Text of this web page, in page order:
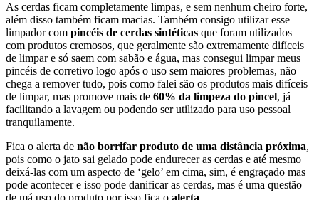
As cerdas ficam completamente limpas, e sem nenhum cheiro forte,
além disso também ficam macias. Também consigo utilizar esse
limpador com pincéis de cerdas sintéticas que foram utilizados
com produtos cremosos, que geralmente são extremamente difíceis
de limpar e só saem com sabão e água, mas consegui limpar meus
pincéis de corretivo logo após o uso sem maiores problemas, não
chega a remover tudo, pois como falei são os produtos mais difíceis
de limpar, mas promove mais de 60% da limpeza do pincel, já
facilitando a lavagem ou podendo ser utilizado para uso pessoal
tranquilamente.
Fica o alerta de não borrifar produto de uma distância próxima,
pois como o jato sai gelado pode endurecer as cerdas e até mesmo
deixá-las com um aspecto de ‘gelo’ em cima, sim, é engraçado mas
pode acontecer e isso pode danificar as cerdas, mas é uma questão
de má uso do produto por isso fica o alerta.